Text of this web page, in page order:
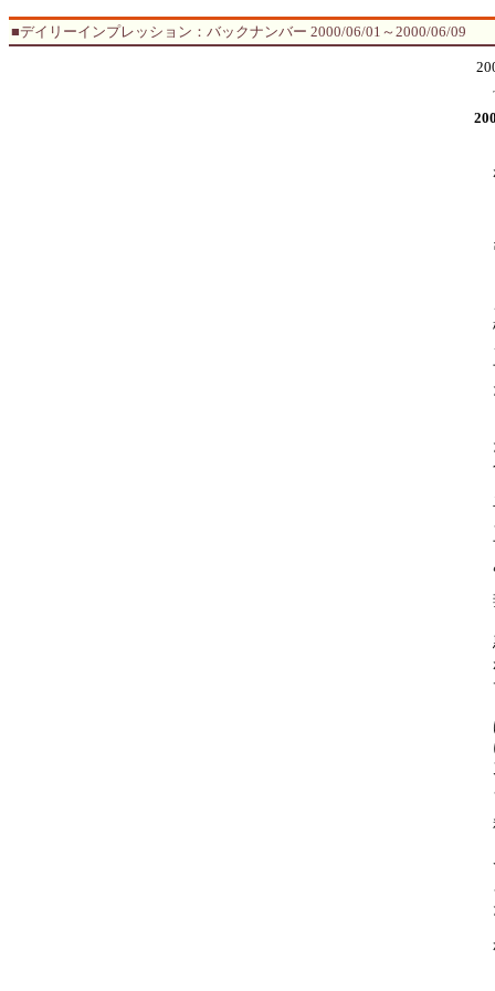
■デイリーインプレッション：バックナンバー 2000/06/01～2000/06/09